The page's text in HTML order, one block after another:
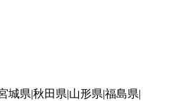
城県 秋田県 山形県 福島県